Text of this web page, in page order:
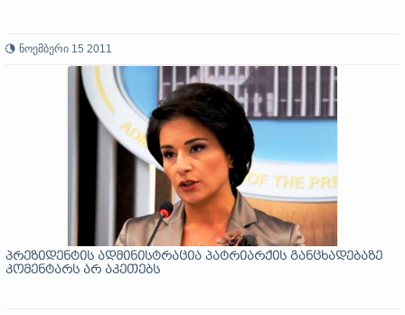
ნოემბერი 15 2011
პრეზიდენტის ადმინისტრაცია პატრიარქის განცხადებაზე
კომენტარს არ აკეთებს